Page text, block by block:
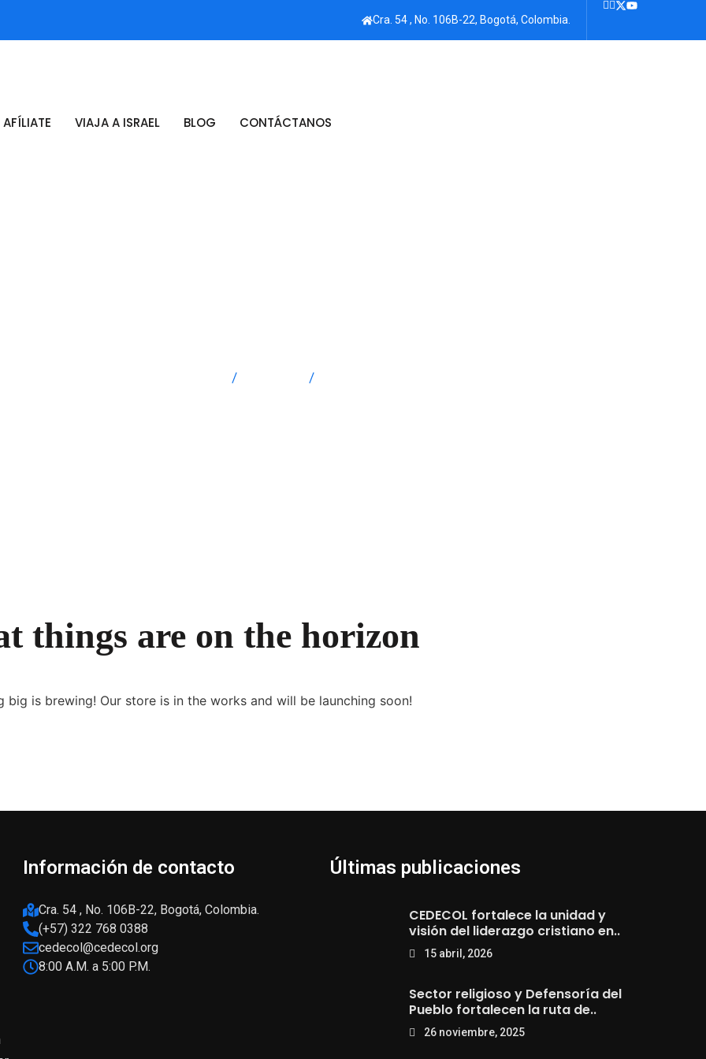
Cra. 54 , No. 106B-22, Bogotá, Colombia.
AFÍLIATE VIAJA A ISRAEL BLOG CONTÁCTANOS
things are on the horizon
big is brewing! Our store is in the works and will be launching soon!
Información de contacto
Cra. 54 , No. 106B-22, Bogotá, Colombia.
(+57) 322 768 0388
cedecol@cedecol.org
8:00 A.M. a 5:00 P.M.
Últimas publicaciones
CEDECOL fortalece la unidad y
visión del liderazgo cristiano en..
15 abril, 2026
Sector religioso y Defensoría del
Pueblo fortalecen la ruta de..
26 noviembre, 2025